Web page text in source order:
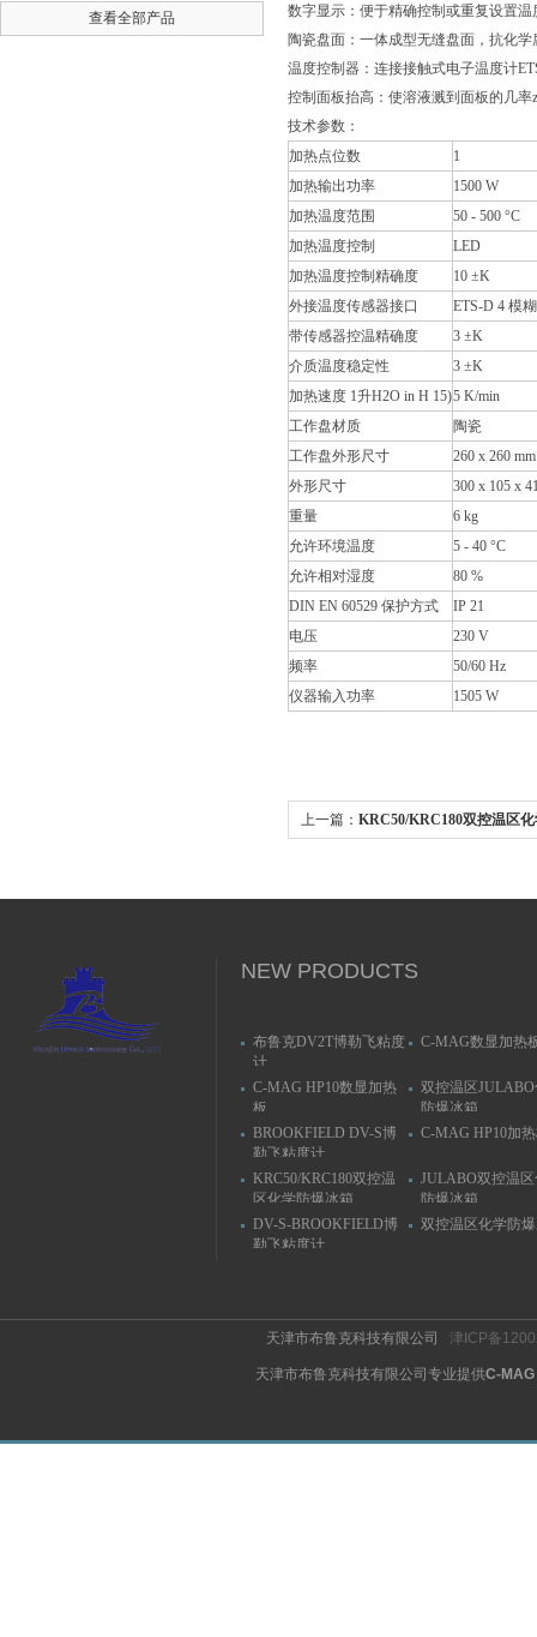
查看全部产品
数字显示：便于精确控制或重复设置温
陶瓷盘面：一体成型无缝盘面，抗化
温度控制器：连接接触式电子温度计
控制面板抬高：使溶液溅到面板的几
技术参数：
加热点位数
1
加热输出功率
1500 W
加热温度范围
50 - 500 °C
加热温度控制
LED
加热温度控制精确度
10 ±K
外接温度传感器接口
ETS-D 4 模
带传感器控温精确度
3 ±K
介质温度稳定性
3 ±K
加热速度 1升H2O in H 15)5 K/min
工作盘材质
陶瓷
工作盘外形尺寸
260 x 260 mm
外形尺寸
300 x 105 x
重量
6 kg
允许环境温度
5 - 40 °C
允许相对湿度
80 %
DIN EN 60529 保护方式
IP 21
电压
230 V
频率
50/60 Hz
仪器输入功率
1505 W
上一篇： KRC50/KRC180双控温区
NEW PRODUCTS
布鲁克DV2T博勒飞粘度
计
C-MAG数显加热
C-MAG HP10数显加热
板
双控温区
防爆冰箱
BROOKFIELD DV-S博
勒飞粘度计
C-MAG HP10加
KRC50/KRC180双控温
区化学防爆冰箱
JULABO双控温
防爆冰箱
DV-S-BROOKFIELD博
勒飞粘度计
双控温区化学防
天津市布鲁克科技有限公司 津ICP备
天津市布鲁克科技有限公司专业提供C-